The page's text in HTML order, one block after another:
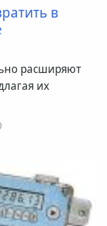
в
расширяют
их